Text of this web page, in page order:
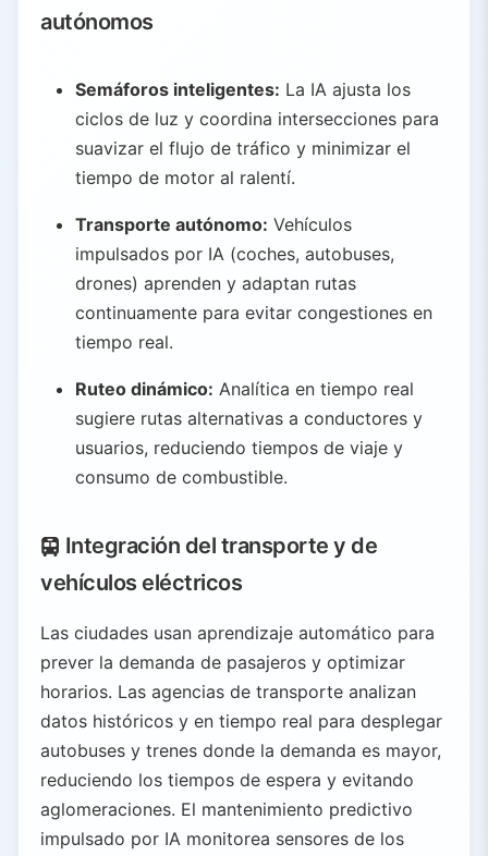
autónomos
Semáforos inteligentes: La IA ajusta los
ciclos de luz y coordina intersecciones para
suavizar el flujo de tráfico y minimizar el
tiempo de motor al ralentí.
Transporte autónomo: Vehículos
impulsados por IA (coches, autobuses,
drones) aprenden y adaptan rutas
continuamente para evitar congestiones en
tiempo real.
Ruteo dinámico: Analítica en tiempo real
sugiere rutas alternativas a conductores y
usuarios, reduciendo tiempos de viaje y
consumo de combustible.
Integración del transporte y de
vehículos eléctricos
Las ciudades usan aprendizaje automático para
prever la demanda de pasajeros y optimizar
horarios. Las agencias de transporte analizan
datos históricos y en tiempo real para desplegar
autobuses y trenes donde la demanda es mayor,
reduciendo los tiempos de espera y evitando
aglomeraciones. El mantenimiento predictivo
impulsado por IA monitorea sensores de los